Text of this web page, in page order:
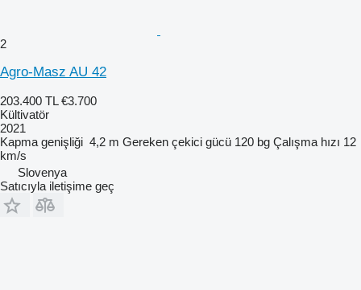
2
Agro-Masz AU 42
203.400 TL €3.700
Kültivatör
2021
Kapma genişliği 4,2 m Gereken çekici gücü 120 bg Çalışma hızı 12
km/s
Slovenya
Satıcıyla iletişime geç